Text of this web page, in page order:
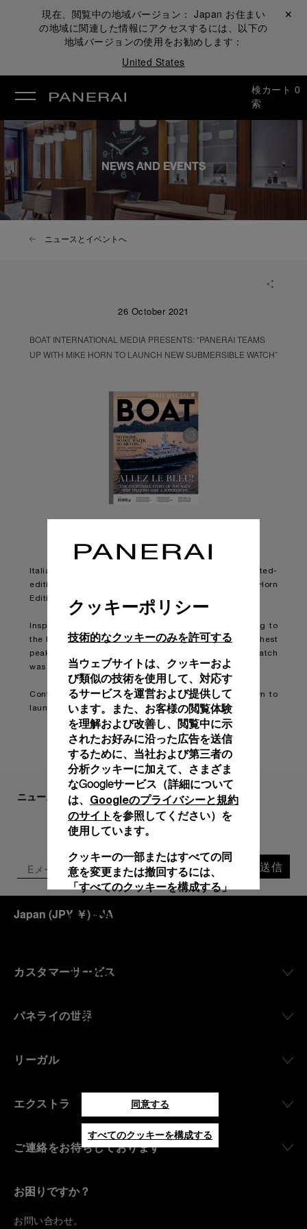
現在、閲覧中の地域バージョン： Japan お住まい
の地域に関連した情報にアクセスするには、以下の
地域バージョンの使用をお勧めします：
United States
閉じる ✕
検
索
カート 0
NEWS AND EVENTS
ニュースとイベントへ
26 October 2021
BOAT INTERNATIONAL MEDIA PRESENTS: “PANERAI TEAMS
UP WITH MIKE HORN TO LAUNCH NEW SUBMERSIBLE WATCH”
Italian watchmaker Panerai has presented its latest limited-
edition watch – the Submersible Chrono Flyback Mike Horn
Edition.
Inspired by adventurer Mike Horn, who counts trekking to
the North Pole and summitting some of the world’s highest
peaks among his achievements, this limited-edition watch
was developed as a tool for explorers on land or sea.
Continue reading on:Panerai teams up with Mike Horn to
launch new submersible watch(boatinternational.com)
ニュースレターにご登録ください
送信
Japan (JPY ￥)- JA
カスタマーサービス
パネライの世界
リーガル
エクストラ
ご連絡をお待ちしております
お困りですか？
お問い合わせ。
クッキーポリシー
技術的なクッキーのみを許可する
当ウェブサイトは、クッキーおよ
び類似の技術を使用して、対応す
るサービスを運営および提供して
います。また、お客様の閲覧体験
を理解および改善し、閲覧中に示
されたお好みに沿った広告を送信
するために、当社および第三者の
分析クッキーに加えて、さまざま
なGoogleサービス（詳細について
は、 Googleのプライバシーと規約
のサイト を参照してください）を
使用しています。
クッキーの一部またはすべての同
意を変更または撤回するには、
「すべてのクッキーを構成する」
は、当社の
上記のクッキーの使用に同意した
「技術的なクッキーのみを許可す
同意する
すべてのクッキーを構成する